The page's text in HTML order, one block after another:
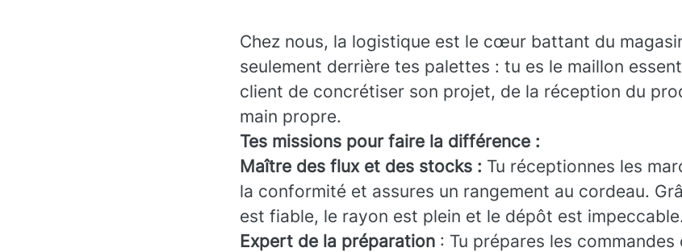
Chez nous, la logistique est le cœur battant du
seulement derrière tes palettes : tu es le maillon
client de concrétiser son projet, de la réception du
main propre.
Tes missions pour faire la différence :
Maître des flux et des stocks : Tu réceptionnes les
la conformité et assures un rangement au cordeau.
est fiable, le rayon est plein et le dépôt est
Expert de la préparation : Tu prépares les